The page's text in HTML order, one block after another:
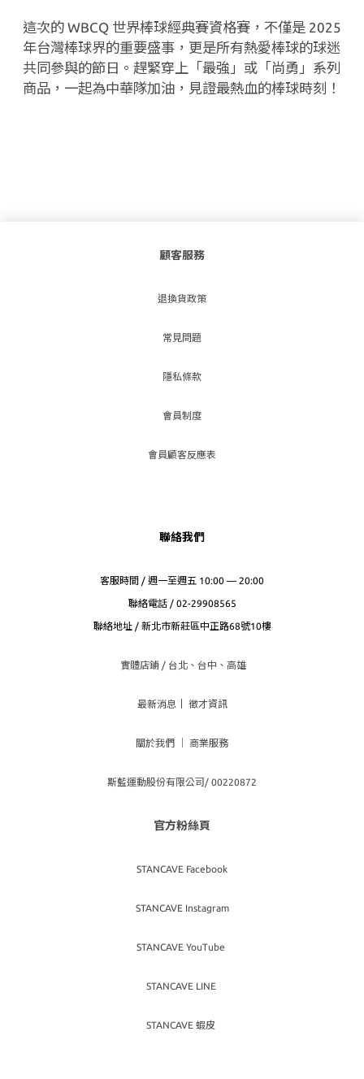
這次的 WBCQ 世界棒球經典賽資格賽，不僅是 2025
年台灣棒球界的重要盛事，更是所有熱愛棒球的球迷
共同參與的節日。趕緊穿上「最強」或「尚勇」系列
商品，一起為中華隊加油，見證最熱血的棒球時刻！
顧客服務
退換貨政策
常見問題
隱私條款
會員制度
會員顧客反應表
聯絡我們
客服時間 / 週一至週五 10:00 — 20:00
聯絡電話 / 02-29908565
聯絡地址 / 新北市新莊區中正路68號10樓
實體店鋪 / 台北、台中、高雄
最新消息 徵才資訊
關於我們 商業服務
斯藍運動股份有限公司/ 00220872
官方粉絲頁
STANCAVE Facebook
STANCAVE Instagram
STANCAVE YouTube
STANCAVE LINE
STANCAVE 蝦皮